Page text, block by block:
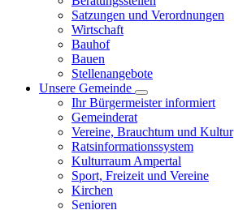
Satzungen und Verordnungen
Wirtschaft
Bauhof
Bauen
Stellenangebote
Unsere Gemeinde
Ihr Bürgermeister informiert
Gemeinderat
Vereine, Brauchtum und Kultur
Ratsinformationssystem
Kulturraum Ampertal
Sport, Freizeit und Vereine
Kirchen
Senioren